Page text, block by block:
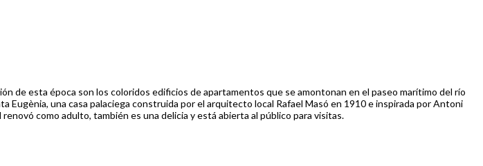
de esta época son los coloridos edificios de apartamentos que se amontonan en el paseo marítimo del río
Eugènia, una casa palaciega construida por el arquitecto local Rafael Masó en 1910 e inspirada por Antoni
como adulto, también es una delicia y está abierta al público para visitas.